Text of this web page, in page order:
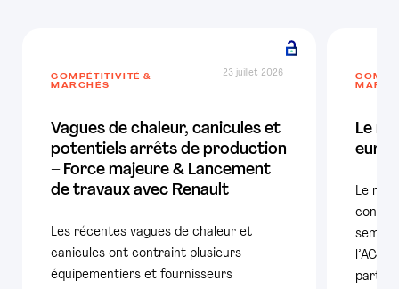
COMPÉTITIVITÉ &
MARCHÉS
23 juillet 2026
Vagues de chaleur, canicules et
potentiels arrêts de production
– Force majeure & Lancement
de travaux avec Renault
Les récentes vagues de chaleur et
canicules ont contraint plusieurs
équipementiers et fournisseurs
Le
Le